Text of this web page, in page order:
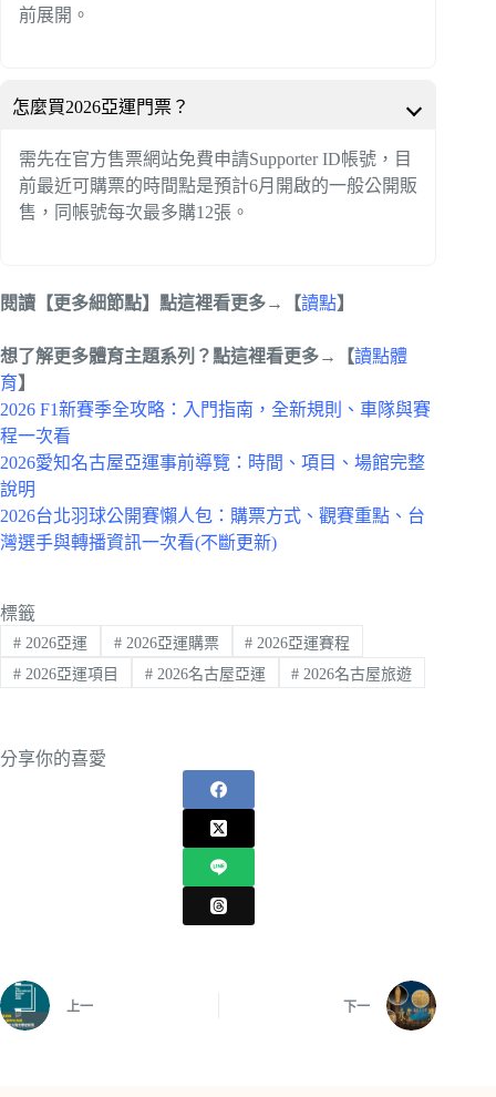
前展開。
怎麼買2026亞運門票？
需先在官方售票網站免費申請Supporter ID帳號，目
前最近可購票的時間點是預計6月開啟的一般公開販
售，同帳號每次最多購12張。
閱讀【更多細節點】點這裡看更多→【讀點】
想了解更多體育主題系列？點這裡看更多→【讀點體
育】
2026 F1新賽季全攻略：入門指南，全新規則、車隊與賽
程一次看
2026愛知名古屋亞運事前導覽：時間、項目、場館完整
說明
2026台北羽球公開賽懶人包：購票方式、觀賽重點、台
灣選手與轉播資訊一次看(不斷更新)
標籤
#2026亞運 #2026亞運購票 # 2026亞運賽程
#2026亞運項目 #2026名古屋亞運 # 2026名古屋旅遊
分享你的喜愛
上一 下一